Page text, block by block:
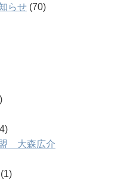
らせ (70)
大森広介
(1)